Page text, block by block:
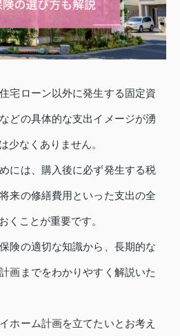
宅ローン以外に発生する固定資
どの具体的な支出イメージが湧
少なくありません。
には、購入後に必ず発生する税
来の修繕費用といった支出の全
くことが重要です。
険の適切な知識から、長期的な
画までをわかりやすく解説いた
ホーム計画を立てたいとお考え